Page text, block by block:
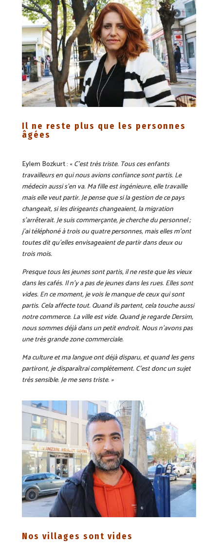
Il ne reste plus que les personnes
âgées
Eylem Bozkurt : «C’est très triste. Tous ces enfants
travailleurs en qui nous avions confiance sont partis. Le
médecin aussi s’en va. Ma fille est ingénieure, elle travaille
mais elle veut partir. Je pense que si la gestion de ce pays
changeait, si les dirigeants changeaient, la migration
s’arrêterait. Je suis commerçante, je cherche du personnel ;
j’ai téléphoné à trois ou quatre personnes, mais elles m’ont
toutes dit qu’elles envisageaient de partir dans deux ou
trois mois.
Presque tous les jeunes sont partis, il ne reste que les vieux
dans les cafés. Il n’y a pas de jeunes dans les rues. Elles sont
vides. En ce moment, je vois le manque de ceux qui sont
partis. Cela affecte tout. Quand ils partent, cela touche aussi
notre commerce. La ville est vide. Quand je regarde Dersim,
nous sommes déjà dans un petit endroit. Nous n’avons pas
une très grande zone commerciale.
Ma culture et ma langue ont déjà disparu, et quand les gens
partiront, je disparaîtrai complètement. C’est donc un sujet
très sensible. Je me sens triste. »
Nos villages sont vides